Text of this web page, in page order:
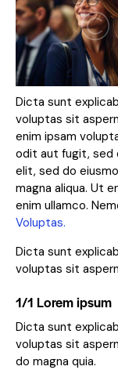
Dicta sunt
voluptas sit
enim ipsam
odit aut fugit, sed
elit, sed do
magna aliqua. Ut
enim ullamco.
Voluptas.
Dicta sunt
voluptas sit
1/1 Lorem ipsum
Dicta sunt
voluptas sit
do magna quia.